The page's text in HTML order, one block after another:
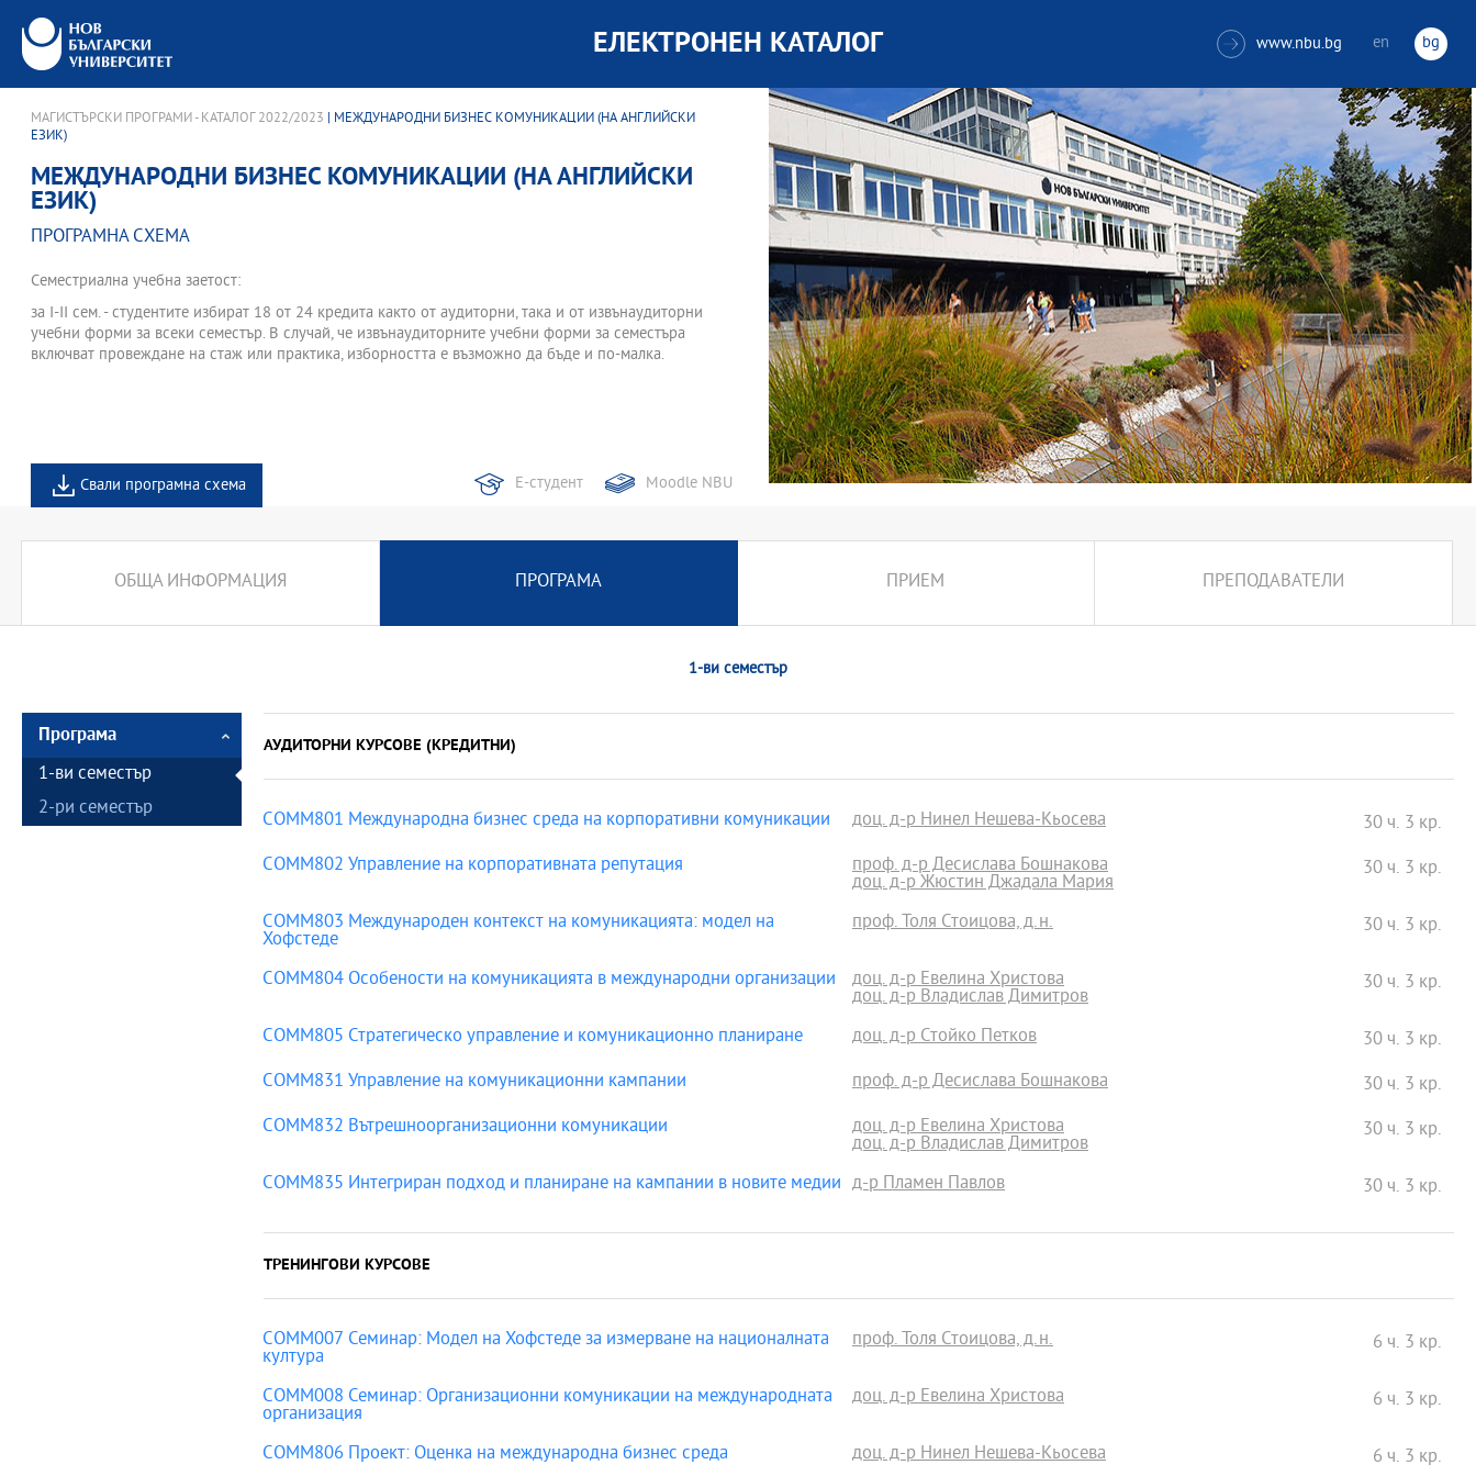
ЕЛЕКТРОНЕН КАТАЛОГ  www.nbu.bg en bg
МАГИСТЪРСКИ ПРОГРАМИ - КАТАЛОГ 2022/2023 | МЕЖДУНАРОДНИ БИЗНЕС КОМУНИКАЦИИ (НА АНГЛИЙСКИ
ЕЗИК)
МЕЖДУНАРОДНИ БИЗНЕС КОМУНИКАЦИИ (НА АНГЛИЙСКИ
ЕЗИК)
ПРОГРАМНА СХЕМА
Семестриална учебна заетост:
за І-II сем. - студентите избират 18 от 24 кредита както от аудиторни, така и от извънаудиторни
учебни форми за всеки семестър. В случай, че извънаудиторните учебни форми за семестъра
включват провеждане на стаж или практика, изборността е възможно да бъде и по-малка.
Свали програмна схема Е-студент Moodle NBU
ОБЩА ИНФОРМАЦИЯ ПРОГРАМА ПРИЕМ ПРЕПОДАВАТЕЛИ
1-ви семестър
Програма
1-ви семестър
2-ри семестър
АУДИТОРНИ КУРСОВЕ (КРЕДИТНИ)
COMM801 Meждународна бизнес среда на корпоративни комуникации доц. д-р Нинел Нешева-Кьосева
30 ч. 3 кр.
COMM802 Управление на корпоративната репутация
проф. д-р Десислава Бошнакова
доц. д-р Жюстин Джадала Мария
30 ч. 3 кр.
COMM803 Международен контекст на комуникацията: модел на
Хофстеде
проф. Толя Стоицова, д.н. 30 ч. 3 кр.
COMM804 Особености на комуникацията в международни организации доц. д-р Евелина Христова
доц. д-р Владислав Димитров
30 ч. 3 кр.
COMM805 Стратегическо управление и комуникационно планиране доц. д-р Стойко Петков
30 ч. 3 кр.
COMM831 Управление на комуникационни кампании
проф. д-р Десислава Бошнакова
30 ч. 3 кр.
COMM832 Вътрешноорганизационни комуникации
доц. д-р Евелина Христова
доц. д-р Владислав Димитров
30 ч. 3 кр.
COMM835 Интегриран подход и планиране на кампании в новите медии д-р Пламен Павлов 30 ч. 3 кр.
ТРЕНИНГОВИ КУРСОВЕ
COMM007 Семинар: Модел на Хофстеде за измерване на националната
култура
проф. Толя Стоицова, д.н. 6 ч. 3 кр.
COMM008 Семинар: Организационни комуникации на международната
организация
доц. д-р Евелина Христова 6 ч. 3 кр.
COMM806 Проект: Оценка на международна бизнес среда доц. д-р Нинел Нешева-Кьосева 6 ч. 3 кр.